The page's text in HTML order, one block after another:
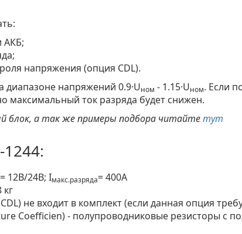
АКБ;
напряжения (опция CDL).
диапазоне напряжений 0.9·Uном - 1.15·Uном. Если
максимальный ток разряда будет снижен.
блок, а так же примеры подбора читайтетут
= 12В/24В; Iмакс.разряда= 400А
кг
не входит в комплект (если данная опция
Coefficien) - полупроводниковые резисторы с